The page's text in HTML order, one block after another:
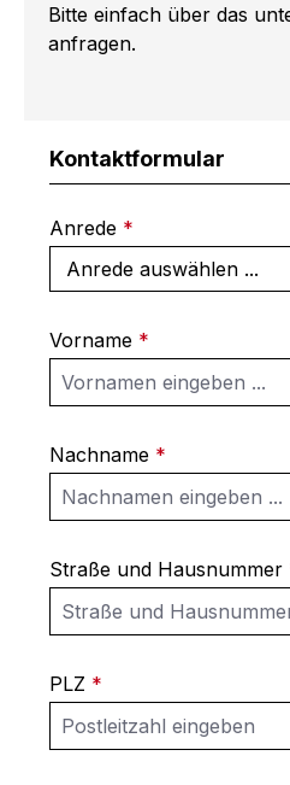
Bitte einfach über das
anfragen.
Kontaktformular
Anrede *
Vorname *
Nachname *
Straße und Hausnummer
PLZ *